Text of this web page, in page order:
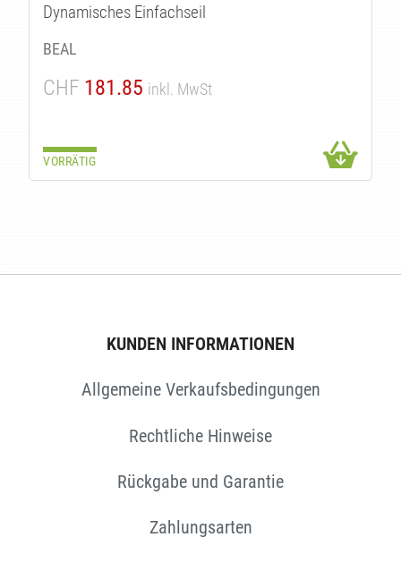
Dynamisches Einfachseil
BEAL
CHF 181.85 inkl. MwSt
VORRÄTIG
KUNDEN INFORMATIONEN
Allgemeine Verkaufsbedingungen
Rechtliche Hinweise
Rückgabe und Garantie
Zahlungsarten